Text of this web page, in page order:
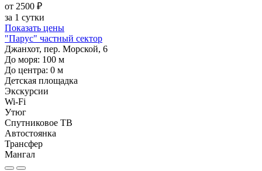
от 2500 ₽
за 1 сутки
Показать цены
"Парус" частный сектор
Джанхот, пер. Морской, 6
До моря: 100 м
До центра: 0 м
Детская площадка
Экскурсии
Wi-Fi
Утюг
Спутниковое ТВ
Автостоянка
Трансфер
Мангал